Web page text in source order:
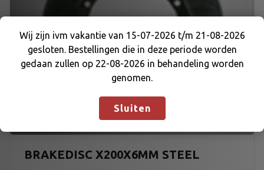
BRAKEDISC X200X6MM STEEL
Wij zijn ivm vakantie van 15-07-2026 t/m 21-08-
2026 gesloten. Bestellingen die in deze periode
worden gedaan zullen op 22-08-2026 in
behandeling worden genomen.Negeren
Wij zijn ivm vakantie van 15-07-2026 t/m 21-08-2026
gesloten. Bestellingen die in deze periode worden
gedaan zullen op 22-08-2026 in behandeling worden
genomen.
Sluiten